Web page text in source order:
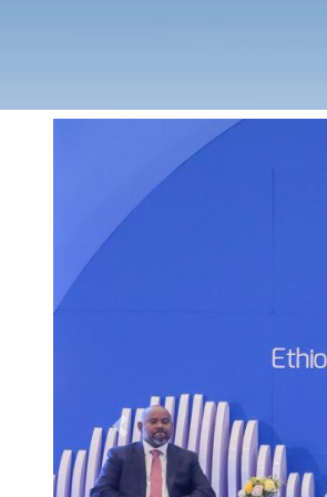
Previous